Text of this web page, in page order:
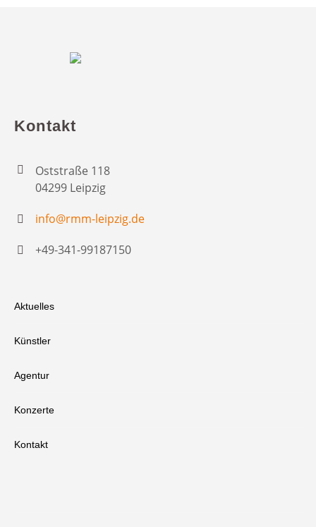
Kontakt
Oststraße 118
04299 Leipzig
info@rmm-leipzig.de
+49-341-99187150
Aktuelles
Künstler
Agentur
Konzerte
Kontakt